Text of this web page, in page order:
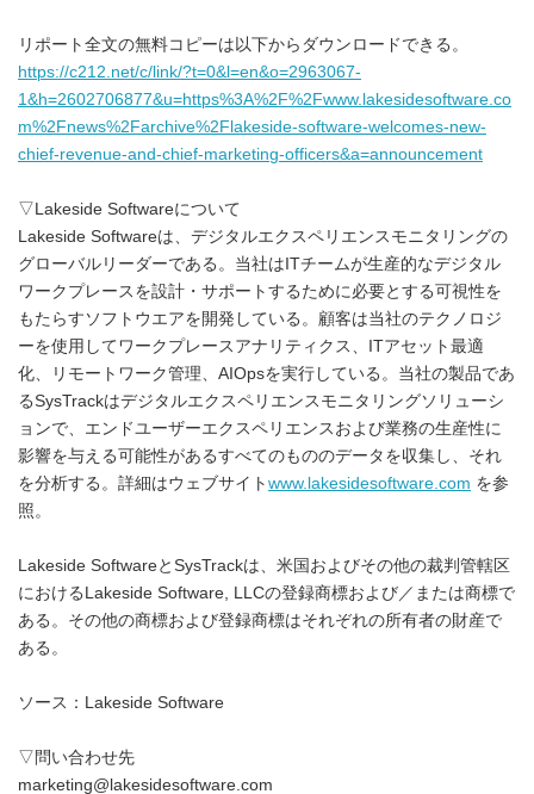
リポート全文の無料コピーは以下からダウンロードできる。
https://c212.net/c/link/?t=0&l=en&o=2963067-
1&h=2602706877&u=https%3A%2F%2Fwww.lakesidesoftware.co
m%2Fnews%2Farchive%2Flakeside-software-welcomes-new-
chief-revenue-and-chief-marketing-officers&a=announcement
▽Lakeside Softwareについて
Lakeside Softwareは、デジタルエクスペリエンスモニタリングの
グローバルリーダーである。当社はITチームが生産的なデジタル
ワークプレースを設計・サポートするために必要とする可視性を
もたらすソフトウエアを開発している。顧客は当社のテクノロジ
ーを使用してワークプレースアナリティクス、ITアセット最適
化、リモートワーク管理、AIOpsを実行している。当社の製品であ
るSysTrackはデジタルエクスペリエンスモニタリングソリューシ
ョンで、エンドユーザーエクスペリエンスおよび業務の生産性に
影響を与える可能性があるすべてのもののデータを収集し、それ
を分析する。詳細はウェブサイト www.lakesidesoftware.com を参
照。
Lakeside SoftwareとSysTrackは、米国およびその他の裁判管轄区
におけるLakeside Software, LLCの登録商標および／または商標で
ある。その他の商標および登録商標はそれぞれの所有者の財産で
ある。
ソース：Lakeside Software
▽問い合わせ先
marketing@lakesidesoftware.com